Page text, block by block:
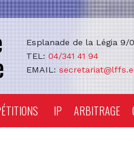
Esplanade de la Légia 9/
TEL: 04/341 41 94
EMAIL:
IP ARBITRAGE